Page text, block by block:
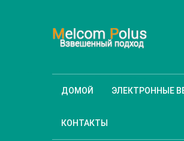
ДОМОЙ ЭЛЕКТРОННЫЕ
КОНТАКТЫ